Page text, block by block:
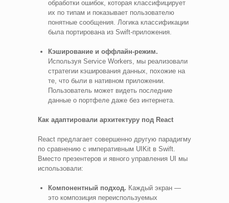
обработки ошибок, которая классифицирует
их по типам и показывает пользователю
понятные сообщения. Логика классификации
была портирована из Swift-приложения.
Кэширование и оффлайн-режим.
Используя Service Workers, мы реализовали
стратегии кэширования данных, похожие на
те, что были в нативном приложении.
Пользователь может видеть последние
данные о портфеле даже без интернета.
Как адаптировали архитектуру под React
React предлагает совершенно другую парадигму
по сравнению с императивным UIKit в Swift.
Вместо презентеров и явного управления UI мы
использовали:
Компонентный подход. Каждый экран —
это композиция переиспользуемых